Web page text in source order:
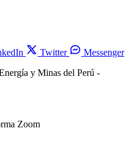
Twitter
Messenger
y Minas del Perú -
Zoom